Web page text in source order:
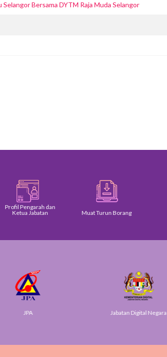
Bersama DYTM Raja Muda Selangor
Profil Pengarah dan
Ketua Jabatan
Muat Turun Borang
JPA Jabatan Digital Negara